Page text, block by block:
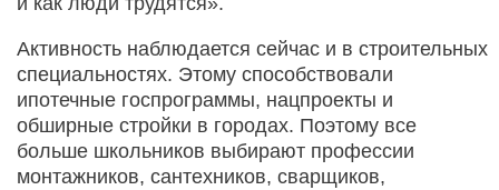
Активность наблюдается сейчас и в строительных
специальностях. Этому способствовали
ипотечные госпрограммы, нацпроекты и
обширные стройки в городах. Поэтому все
больше школьников выбирают профессии
монтажников, сантехников, сварщиков,